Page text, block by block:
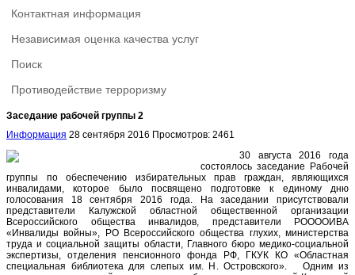
Контактная информация
Независимая оценка качества услуг
Поиск
Противодействие терроризму
Заседание рабочей группы 2
Информация 28 сентября 2016 Просмотров: 2461
30 августа 2016 года
состоялось заседание Рабочей
группы по обеспечению избирательных прав граждан, являющихся
инвалидами, которое было посвящено подготовке к единому дню
голосования 18 сентября 2016 года. На заседании присутствовали
представители Калужской областной общественной организации
Всероссийского общества инвалидов, представители РООООИВА
«Инвалиды войны», РО Всероссийского общества глухих, министерства
труда и социальной защиты области, Главного бюро медико-социальной
экспертизы, отделения пенсионного фонда РФ, ГКУК КО «Областная
специальная библиотека для слепых им. Н. Островского». Одним из